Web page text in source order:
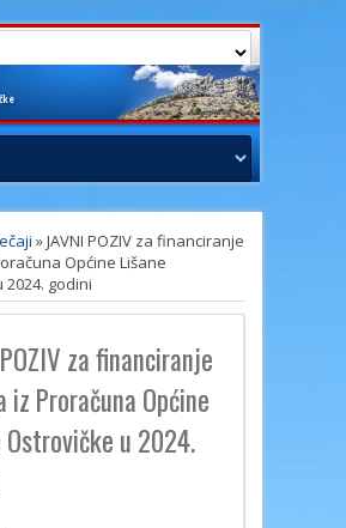
»JAVNI POZIV za financiranje
Općine Lišane
2024. godini
za financiranje
iz Proračuna Općine
Ostrovičke u 2024.